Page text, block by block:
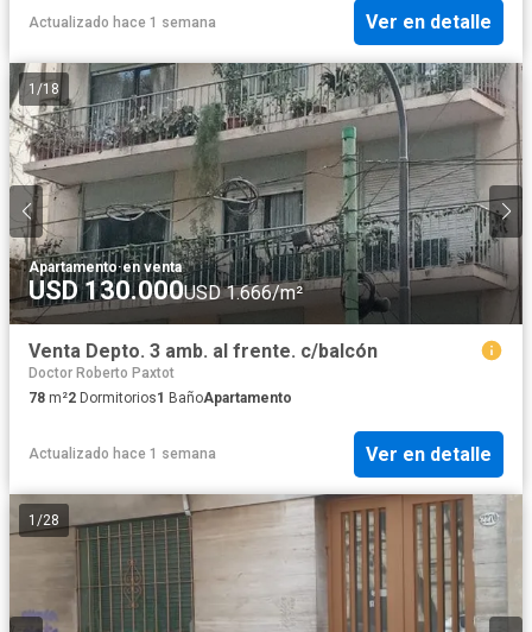
Actualizado hace 1 semana Ver en detalle
1 /18
Apartamento·en venta
USD 130.000USD 1.666/m²
Venta Depto. 3 amb. al frente. c/balcón
Doctor Roberto Paxtot
78 m²2 Dormitorios1 BañoApartamento
Actualizado hace 1 semana Ver en detalle
1 /28